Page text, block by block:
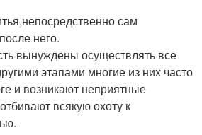
сам
него.
вынуждены осуществлять все
этапами многие из них часто
и возникают неприятные
всякую охоту к